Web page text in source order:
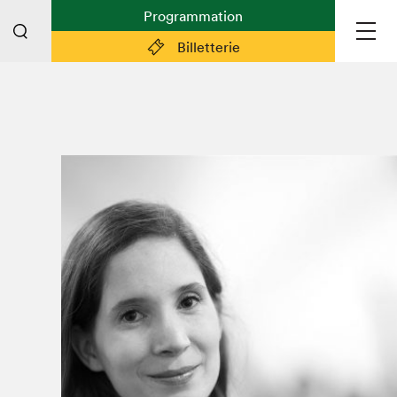
Billetterie
Programmation
horaire, info pratiques)
Billetterie: achetez vos billets!
FAQ visiteur·euse·s
Espace professionnel·le·s
Espace enseignant·e·s
Espace médias
Devenir bénévole
Espace exposant·e·s